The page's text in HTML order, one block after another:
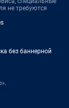
не требуются
без баннерной